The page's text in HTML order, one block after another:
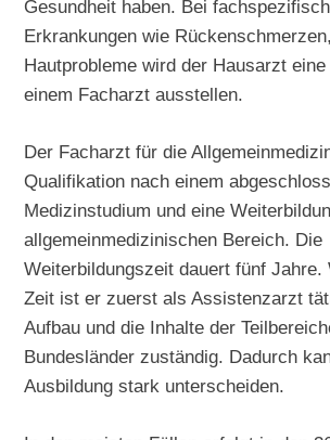
Gesundheit haben. Bei
Erkrankungen wie
Hautprobleme wird der Hausarzt
einem Facharzt ausstellen.
Der Facharzt für die
Qualifikation nach einem
Medizinstudium und eine
allgemeinmedizinischen Bereich. Die
Weiterbildungszeit dauert fünf Jahre.
Zeit ist er zuerst als Assistenzarzt
Aufbau und die Inhalte der
Bundesländer zuständig. Dadurch
Ausbildung stark unterscheiden.